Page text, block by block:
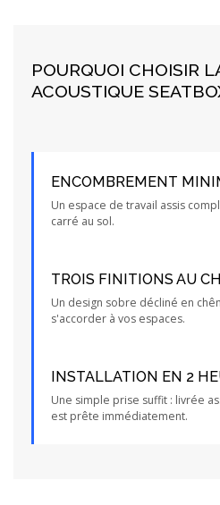
POURQUOI CHOISIR
ACOUSTIQUE
ENCOMBREMENT
Un espace de travail assis
carré au sol.
TROIS FINITIONS AU
Un design sobre décliné en
s'accorder à vos espaces.
INSTALLATION EN 2
Une simple prise suffit : livrée
est prête immédiatement.